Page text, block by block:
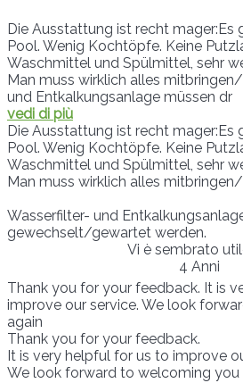
Die Ausstattung ist recht mager:Es
Pool. Wenig Kochtöpfe. Keine
Waschmittel und Spülmittel, sehr
Man muss wirklich alles
und Entkalkungsanlage müssen dr
vedi di più
Die Ausstattung ist recht mager:Es
Pool. Wenig Kochtöpfe. Keine
Waschmittel und Spülmittel, sehr
Man muss wirklich alles
Wasserfilter- und
gewechselt/gewartet werden.
Vi è sembrato
4 Anni
Thank you for your feedback. It is
improve our service. We look
again
Thank you for your feedback.
It is very helpful for us to improve
We look forward to welcoming you